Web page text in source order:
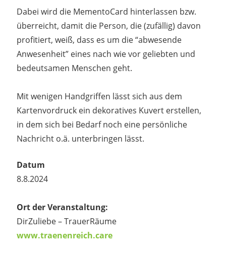
Dabei wird die MementoCard hinterlassen bzw.
überreicht, damit die Person, die (zufällig) davon
profitiert, weiß, dass es um die “abwesende
Anwesenheit” eines nach wie vor geliebten und
bedeutsamen Menschen geht.
Mit wenigen Handgriffen lässt sich aus dem
Kartenvordruck ein dekoratives Kuvert erstellen,
in dem sich bei Bedarf noch eine persönliche
Nachricht o.ä. unterbringen lässt.
Datum
8.8.2024
Ort der Veranstaltung:
DirZuliebe – TrauerRäume
www.traenenreich.care